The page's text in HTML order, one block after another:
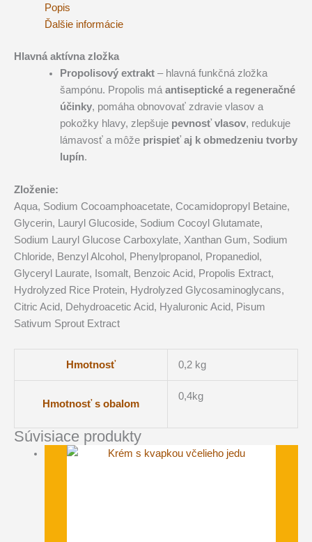
Popis
Ďalšie informácie
Hlavná aktívna zložka
Propolisový extrakt– hlavná funkčná zložka
šampónu. Propolis má antiseptické a regeneračné
účinky, pomáha obnovovať zdravie vlasov a
pokožky hlavy, zlepšuje pevnosť vlasov, redukuje
lámavosť a môže prispieť aj k obmedzeniu tvorby
lupín.
Zloženie:
Aqua, Sodium Cocoamphoacetate, Cocamidopropyl Betaine,
Glycerin, Lauryl Glucoside, Sodium Cocoyl Glutamate,
Sodium Lauryl Glucose Carboxylate, Xanthan Gum, Sodium
Chloride, Benzyl Alcohol, Phenylpropanol, Propanediol,
Glyceryl Laurate, Isomalt, Benzoic Acid, Propolis Extract,
Hydrolyzed Rice Protein, Hydrolyzed Glycosaminoglycans,
Citric Acid, Dehydroacetic Acid, Hyaluronic Acid, Pisum
Sativum Sprout Extract
Hmotnosť 0,2 kg
Hmotnosť s obalom
0,4kg
Súvisiace produkty